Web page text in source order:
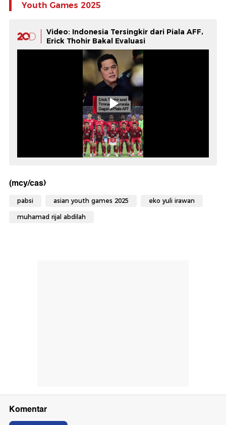
Youth Games 2025
Video: Indonesia Tersingkir dari Piala AFF,
Erick Thohir Bakal Evaluasi
(mcy/cas)
pabsi asian youth games 2025 eko yuli irawan
muhamad rijal abdilah
Komentar